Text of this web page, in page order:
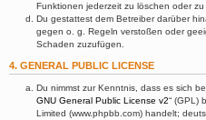
Funktionen jederzeit zu löschen oder zu
Du gestattest dem Betreiber darüber
gegen o. g. Regeln verstoßen oder
Schaden zuzufügen.
4. GENERAL PUBLIC LICENSE
Du nimmst zur Kenntnis, dass es sich
GNU General Public License v2“ (GPL)
Limited (www.phpbb.com) handelt;